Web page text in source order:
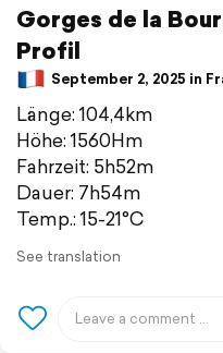
Gorges de la
Profil
September 2, 2025 in
Länge: 104,4km
Höhe: 1560Hm
Fahrzeit: 5h52m
Dauer: 7h54m
Temp.: 15-21°C
See translation